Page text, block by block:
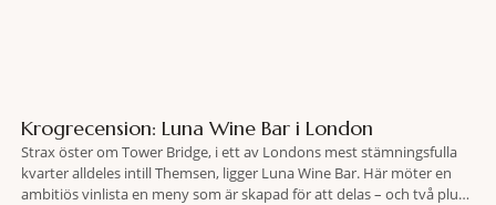
Krogrecension: Luna Wine Bar i London
Strax öster om Tower Bridge, i ett av Londons mest stämningsfulla
kvarter alldeles intill Themsen, ligger Luna Wine Bar. Här möter en
ambitiös vinlista en meny som är skapad för att delas – och två plus